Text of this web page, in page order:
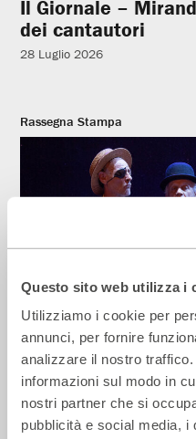
Questo sito web utilizza i
Utilizziamo i cookie per
annunci, per fornire
analizzare il nostro
informazioni sul modo in
nostri partner che si
pubblicità e social media, i
Il Giornale –
dei cantautori
28 Luglio 2026
Rassegna Stampa
La Repubblica – In
strada secondo
14 Luglio 2026